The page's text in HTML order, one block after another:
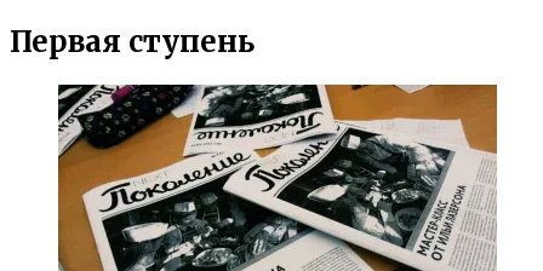
Первая ступень